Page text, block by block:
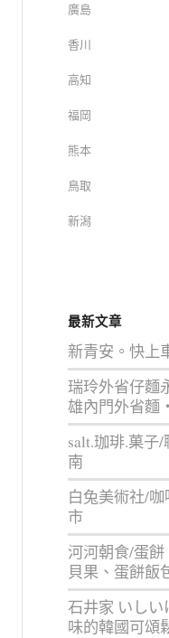
廣島
香川
高知
福岡
熊本
鳥取
新潟
最新文章
新青安。快上
瑞玲外省仔麵
雄內門外省麵
salt.珈琲.菓子
南
白兔美術社/
市
河河朝食/蛋
貝果、蛋餅
石井家 いし
味的韓國可頌